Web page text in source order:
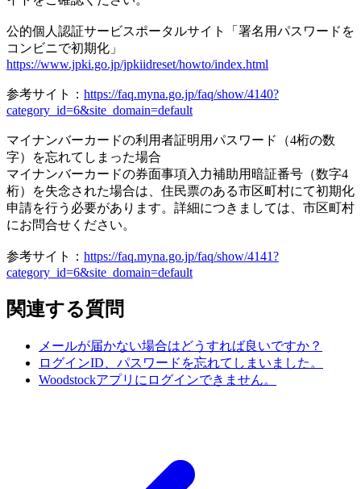
公的個人認証サービスポータルサイト「署名用パスワードを
コンビニで初期化」
https://www.jpki.go.jp/jpkiidreset/howto/index.html
参考サイト： https://faq.myna.go.jp/faq/show/4140?
category_id=6&site_domain=default
マイナンバーカードの利用者証明用パスワード（4桁の数
字）を忘れてしまった場合
マイナンバーカードの券面事項入力補助用暗証番号（数字4
桁）を失念された場合は、住民票のある市区町村にて初期化
申請を行う必要があります。詳細につきましては、市区町村
にお問合せください。
参考サイト： https://faq.myna.go.jp/faq/show/4141?
category_id=6&site_domain=default
関連する質問
メールが届かない場合はどうすれば良いですか？
ログインID、パスワードを忘れてしまいました。
Woodstockアプリにログインできません。